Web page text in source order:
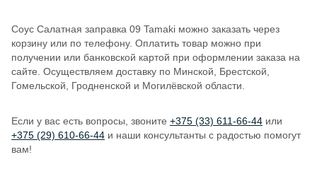
Соус Салатная заправка 09 Tamaki можно заказать через
корзину или по телефону. Оплатить товар можно при
получении или банковской картой при оформлении заказа на
сайте. Осуществляем доставку по Минской, Брестской,
Гомельской, Гродненской и Могилёвской области.
Если у вас есть вопросы, звоните +375 (33) 611-66-44 или
+375 (29) 610-66-44 и наши консультанты с радостью помогут
вам!